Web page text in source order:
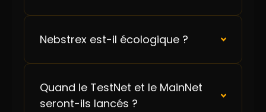
Nebstrex est-il écologique ?
Quand le TestNet et le MainNet
seront-ils lancés ?